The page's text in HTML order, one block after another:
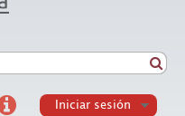
Iniciar sesión